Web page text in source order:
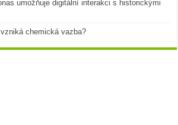
umožňuje digitální interakci s historickými
chemická vazba?